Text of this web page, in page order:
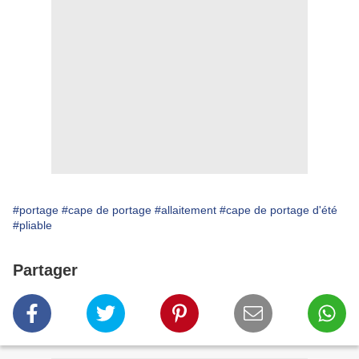
#portage #cape de portage #allaitement #cape de portage d'été
#pliable
Partager